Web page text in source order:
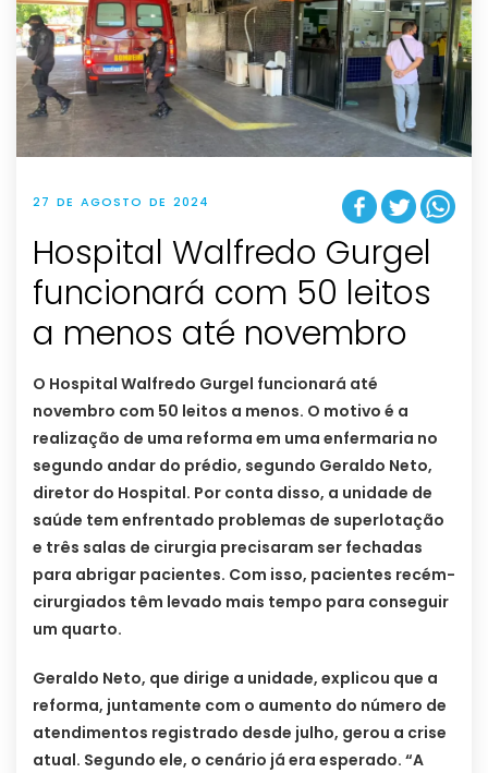
27 DE AGOSTO DE 2024
Hospital Walfredo Gurgel
funcionará com 50 leitos
a menos até novembro
O Hospital Walfredo Gurgel funcionará até
novembro com 50 leitos a menos. O motivo é a
realização de uma reforma em uma enfermaria no
segundo andar do prédio, segundo Geraldo Neto,
diretor do Hospital. Por conta disso, a unidade de
saúde tem enfrentado problemas de superlotação
e três salas de cirurgia precisaram ser fechadas
para abrigar pacientes. Com isso, pacientes recém-
cirurgiados têm levado mais tempo para conseguir
um quarto.
Geraldo Neto, que dirige a unidade, explicou que a
reforma, juntamente com o aumento do número de
atendimentos registrado desde julho, gerou a crise
atual. Segundo ele, o cenário já era esperado. “A